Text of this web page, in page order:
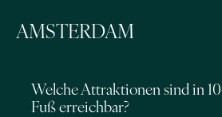
AMSTERDAM
Welche Attraktionen sind in
Fuß erreichbar?